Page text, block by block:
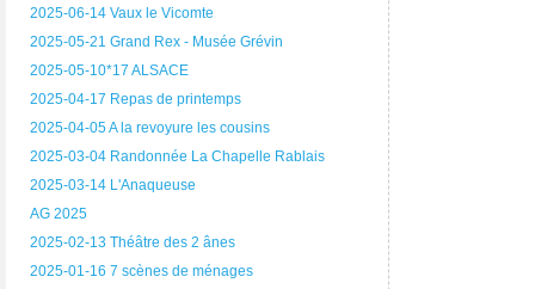
2025-06-14 Vaux le Vicomte
2025-05-21 Grand Rex - Musée Grévin
2025-05-10*17 ALSACE
2025-04-17 Repas de printemps
2025-04-05 A la revoyure les cousins
2025-03-04 Randonnée La Chapelle Rablais
2025-03-14 L'Anaqueuse
AG 2025
2025-02-13 Théâtre des 2 ânes
2025-01-16 7 scènes de ménages